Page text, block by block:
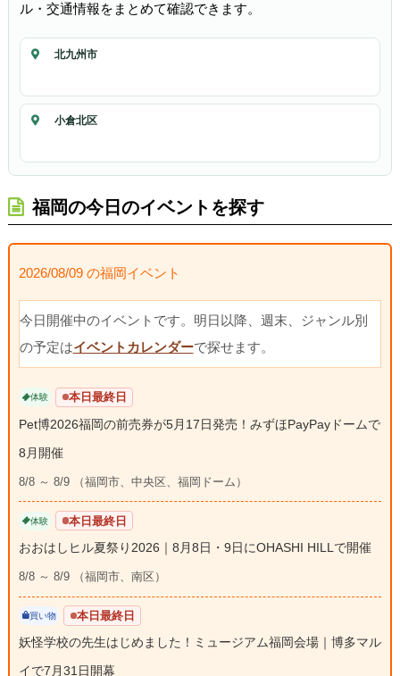
ル・交通情報をまとめて確認できます。
北九州市
小倉北区
福岡の今日のイベントを探す
2026/08/09 の福岡イベント
今日開催中のイベントです。明日以降、週末、ジャンル別
の予定はイベントカレンダーで探せます。
体験 本日最終日
Pet博2026福岡の前売券が5月17日発売！みずほPayPayドームで
8月開催
8/8 ～ 8/9 （福岡市、中央区、福岡ドーム）
体験 本日最終日
おおはしヒル夏祭り2026｜8月8日・9日にOHASHI HILLで開催
8/8 ～ 8/9 （福岡市、南区）
買い物 本日最終日
妖怪学校の先生はじめました！ミュージアム福岡会場｜博多マル
イで7月31日開幕